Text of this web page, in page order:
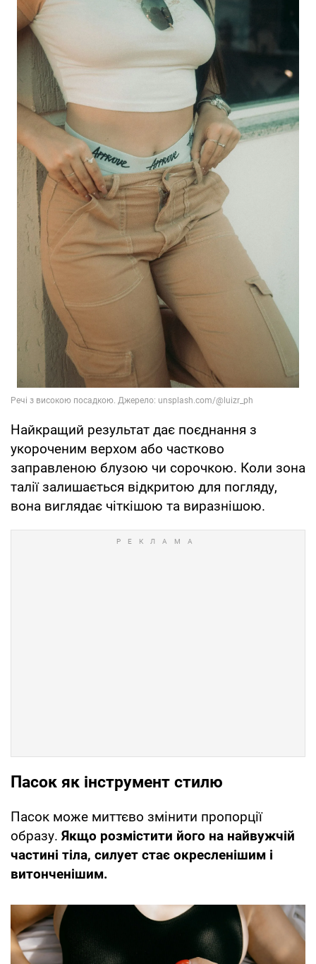
Найкращий результат дає поєднання з
укороченим верхом або частково
заправленою блузою чи сорочкою. Коли зона
талії залишається відкритою для погляду,
вона виглядає чіткішою та виразнішою.
Пасок як інструмент стилю
Пасок може миттєво змінити пропорції
образу. Якщо розмістити його на найвужчій
частині тіла, силует стає окресленішим і
витонченішим.